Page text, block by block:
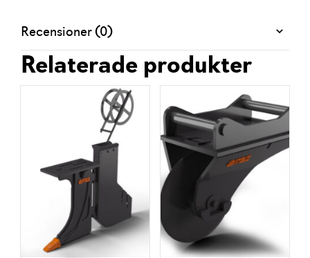
Recensioner (0)
Relaterade produkter